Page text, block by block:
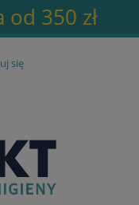
350 zł
się